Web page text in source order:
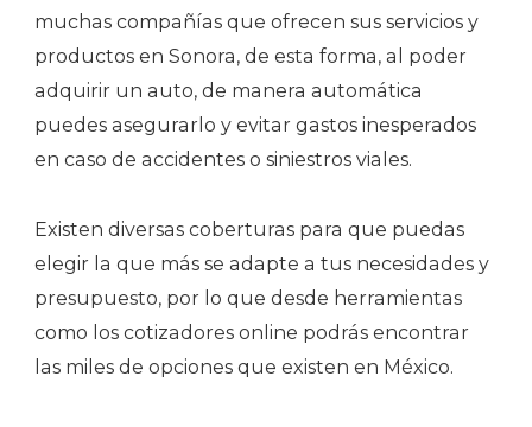
muchas compañías que ofrecen sus servicios y
productos en Sonora, de esta forma, al poder
adquirir un auto, de manera automática
puedes asegurarlo y evitar gastos inesperados
en caso de accidentes o siniestros viales.
Existen diversas coberturas para que puedas
elegir la que más se adapte a tus necesidades y
presupuesto, por lo que desde herramientas
como los cotizadores online podrás encontrar
las miles de opciones que existen en México.